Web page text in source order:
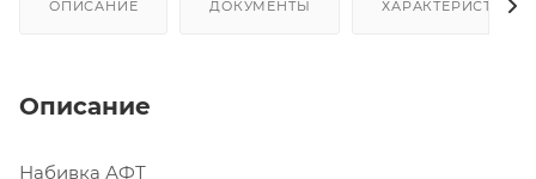
ОПИСАНИЕ ДОКУМЕНТЫ ХАРАКТЕРИСТИКИ
Описание
Набивка АФТ